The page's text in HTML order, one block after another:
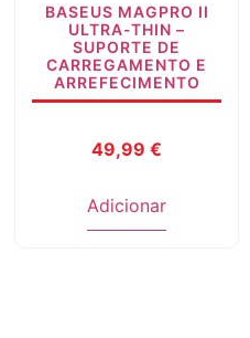
BASEUS MAGPRO II
ULTRA-THIN –
SUPORTE DE
CARREGAMENTO E
ARREFECIMENTO
49,99 €
Adicionar